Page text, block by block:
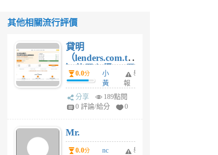
其他相關流行評價
貸明
（lenders.com.tw
）使用心得 — 民
間貸款比較平台
體驗
0.0分
小
黃
蜂
1
舉
報
分享
189點閱
0 評論/給分
0
Mr.
0.0分
nc
舉